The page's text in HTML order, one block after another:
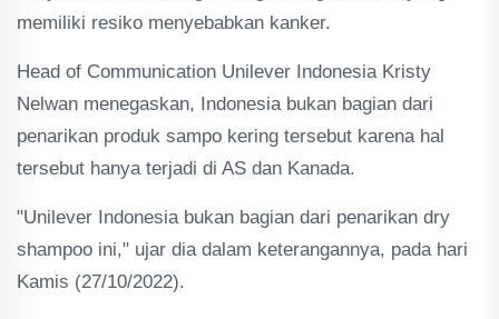
memiliki resiko menyebabkan kanker.
Head of Communication Unilever Indonesia Kristy
Nelwan menegaskan, Indonesia bukan bagian dari
penarikan produk sampo kering tersebut karena hal
tersebut hanya terjadi di AS dan Kanada.
"Unilever Indonesia bukan bagian dari penarikan dry
shampoo ini," ujar dia dalam keterangannya, pada hari
Kamis (27/10/2022).